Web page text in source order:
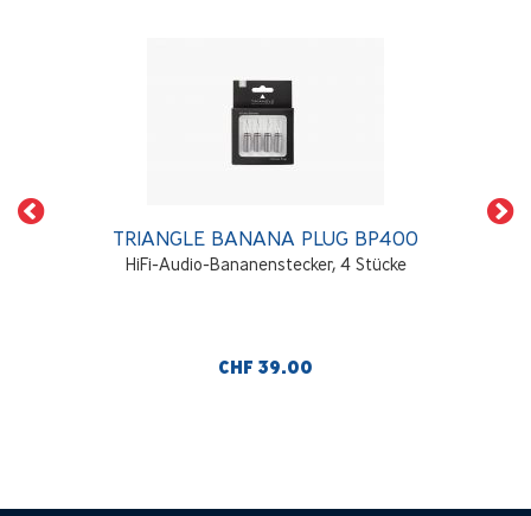
TRIANGLE BANANA PLUG BP400
HiFi-Audio-Bananenstecker, 4 Stücke
CHF 39.00